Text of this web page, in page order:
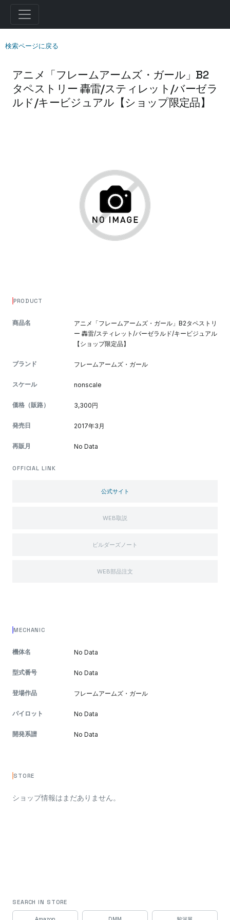
検索ページに戻る
アニメ「フレームアームズ・ガール」B2
タペストリー 轟雷/スティレット/バーゼラ
ルド/キービジュアル【ショップ限定品】
PRODUCT
商品名
アニメ「フレームアームズ・ガール」B2タペストリ
ー 轟雷/スティレット/バーゼラルド/キービジュアル
【ショップ限定品】
ブランド フレームアームズ・ガール
スケール nonscale
価格（販路） 3,300円
発売日 2017年3月
再販月 No Data
OFFICIAL LINK
公式サイト
WEB取説
ビルダーズノート
WEB部品注文
MECHANIC
機体名 No Data
型式番号 No Data
登場作品 フレームアームズ・ガール
パイロット No Data
開発系譜 No Data
STORE
ショップ情報はまだありません。
SEARCH IN STORE
Amazon DMM 駿河屋